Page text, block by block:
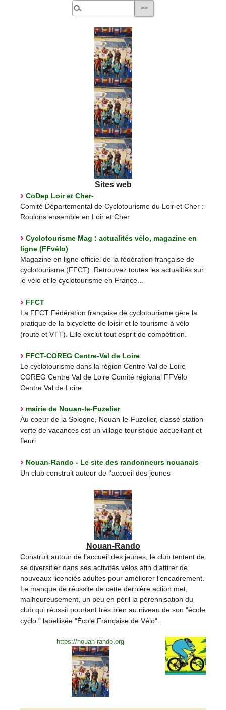
Sites web
CoDep Loir et Cher-
Comité Départemental de Cyclotourisme du Loir et Cher :
Roulons ensemble en Loir et Cher
Cyclotourisme Mag : actualités vélo, magazine en
ligne (FFvélo)
Magazine en ligne officiel de la fédération française de
cyclotourisme (FFCT). Retrouvez toutes les actualités sur
le vélo et le cyclotourisme en France...
FFCT
La FFCT Fédération française de cyclotourisme gère la
pratique de la bicyclette de loisir et le tourisme à vélo
(route et VTT). Elle exclut tout esprit de compétition.
FFCT-COREG Centre-Val de Loire
Le cyclotourisme dans la région Centre-Val de Loire
COREG Centre Val de Loire Comité régional FFVélo
Centre Val de Loire
mairie de Nouan-le-Fuzelier
Au coeur de la Sologne, Nouan-le-Fuzelier, classé station
verte de vacances est un village touristique accueillant et
fleuri
Nouan-Rando - Le site des randonneurs nouanais
Un club construit autour de l’accueil des jeunes
Nouan-Rando
Construit autour de l’accueil des jeunes, le club tentent de
se diversifier dans ses activités vélos afin d’attirer de
nouveaux licenciés adultes pour améliorer l’encadrement.
Le manque de réussite de cette dernière action met,
malheureusement, un peu en péril la pérennisation du
club qui réussit pourtant très bien au niveau de son "école
cyclo." labellisée "École Française de Vélo".
https://nouan-rando.org